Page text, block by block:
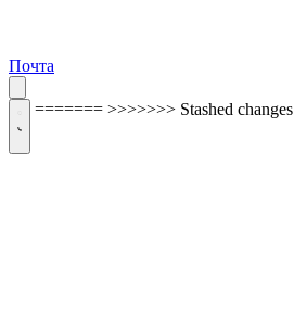
Почта
======= >>>>>>> Stashed changes